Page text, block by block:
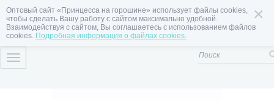
×
Оптовый сайт «Принцесса на горошине» использует файлы cookies,
чтобы сделать Вашу работу с сайтом максимально удобной.
Взаимодействуя с сайтом, Вы соглашаетесь с использованием файлов
cookies. Подробная информация о файлах cookies.
Toggle
navigation